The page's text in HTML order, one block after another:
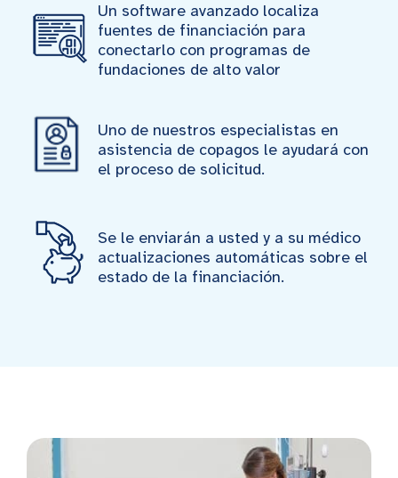
Un software avanzado localiza
fuentes de financiación para
conectarlo con programas de
fundaciones de alto valor
Uno de nuestros especialistas en
asistencia de copagos le ayudará con
el proceso de solicitud.
Se le enviarán a usted y a su médico
actualizaciones automáticas sobre el
estado de la financiación.